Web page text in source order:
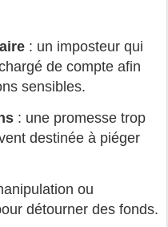
: un imposteur qui
de compte afin
sensibles.
: une promesse trop
destinée à piéger
ou
détourner des fonds.